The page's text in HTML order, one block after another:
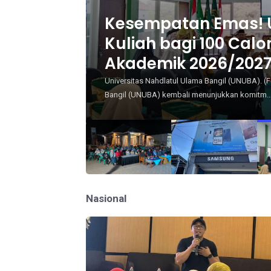
Dari PAD untuk
Pendidikan Tinggi
Media Sosial
UICI Webinar Series Volume 12 bertema
Migran”. (Foto: Dok/Ist).Sabdaguru, Jakarta - ...
Nasional